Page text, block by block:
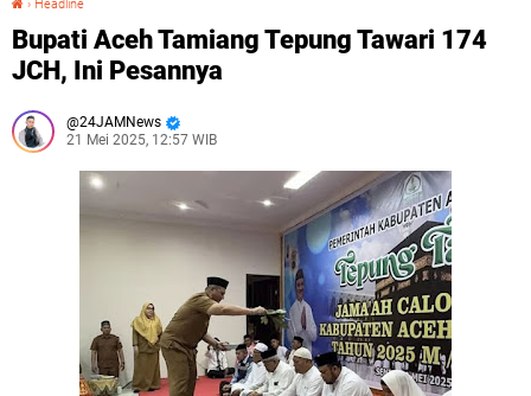
› Headline
Bupati Aceh Tamiang Tepung Tawari 174
JCH, Ini Pesannya
24JAMNews
21 Mei 2025, 12:57 WIB